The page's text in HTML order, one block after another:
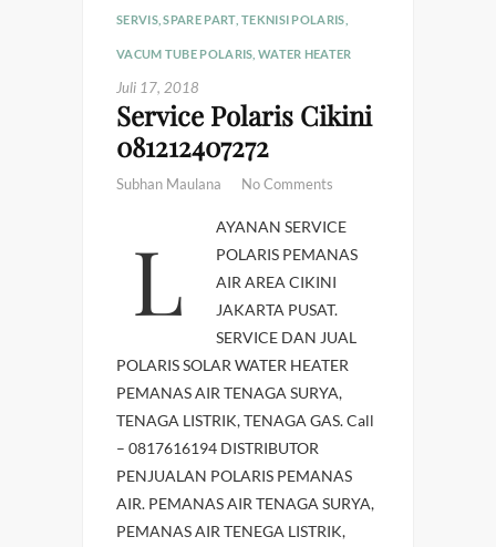
SERVIS,SPARE PART ,TEKNISI POLARIS
VACUM TUBE POLARIS ,WATER HEATER
Juli 17, 2018
Service Polaris Cikini
081212407272
Subhan Maulana No Comments
LAYANAN SERVICE
POLARIS PEMANAS
AIR AREA CIKINI
JAKARTA PUSAT.
SERVICE DAN JUAL
POLARIS SOLAR WATER HEATER
PEMANAS AIR TENAGA SURYA,
TENAGA LISTRIK, TENAGA GAS. Call
– 0817616194 DISTRIBUTOR
PENJUALAN POLARIS PEMANAS
AIR. PEMANAS AIR TENAGA SURYA,
PEMANAS AIR TENEGA LISTRIK,